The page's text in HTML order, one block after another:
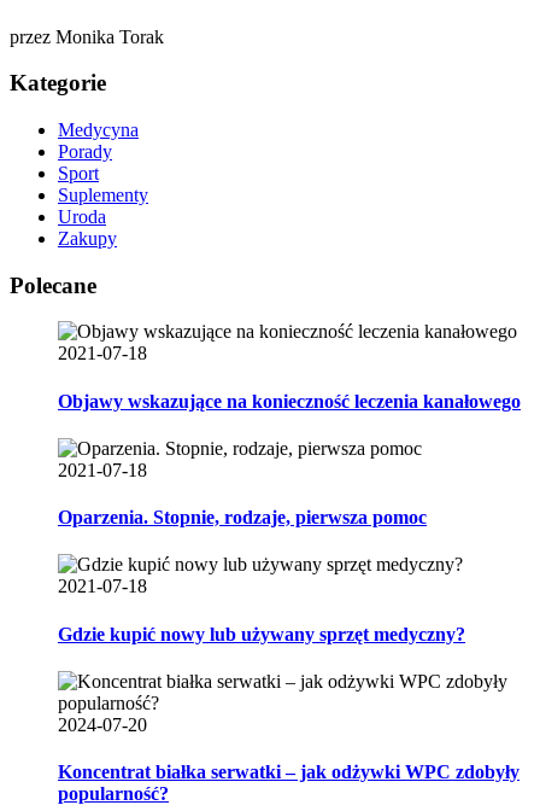
przez Monika Torak
Kategorie
Medycyna
Porady
Sport
Suplementy
Uroda
Zakupy
Polecane
2021-07-18
Objawy wskazujące na konieczność leczenia kanałowego
2021-07-18
Oparzenia. Stopnie, rodzaje, pierwsza pomoc
2021-07-18
Gdzie kupić nowy lub używany sprzęt medyczny?
2024-07-20
Koncentrat białka serwatki – jak odżywki WPC zdobyły
popularność?